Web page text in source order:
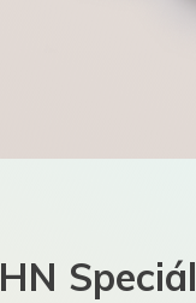
HN Speciál